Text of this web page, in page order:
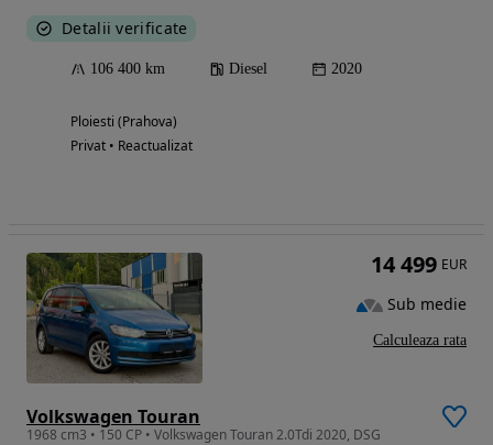
Detalii verificate
106 400 km Diesel 2020
Ploiesti (Prahova)
Privat • Reactualizat
Volkswagen Touran
1968 cm3 • 150 CP • Volkswagen Touran 2.0Tdi 2020, DSG
14 499 EUR
Sub medie
Calculeaza rata